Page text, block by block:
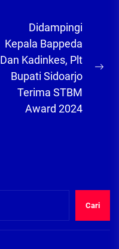
Didampingi
Kepala Bappeda
Dan Kadinkes, Plt
Bupati Sidoarjo
Terima STBM
Award 2024
Cari